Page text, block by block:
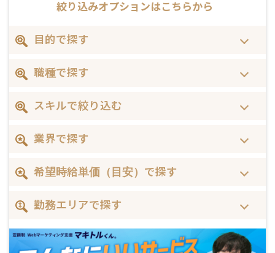
絞り込みオプションはこちらから
目的で探す
職種で探す
スキルで絞り込む
業界で探す
希望時給単価（目安）で探す
勤務エリアで探す